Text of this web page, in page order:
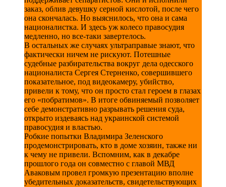
заказ, облив девушку серной кислотой, после чего
она скончалась. Но выяснилось, что она и сама
националистка. И здесь уж колесо правосудия
медленно, но все-таки завертелось.
В остальных же случаях ультраправые знают, что
фактически ничем не рискуют. Потешные
судебные разбирательства вокруг дела одесского
националиста Сергея Стерненко, совершившего
показательное, под видеокамеру, убийство,
привели к тому, что он просто стал героем в глазах
его «побратимов». В итоге обвиняемый позволяет
себе демонстративно разрывать решения суда,
открыто издеваясь над украинской системой
правосудия и властью.
Робкие попытки Владимира Зеленского
продемонстрировать, кто в доме хозяин, также ни
к чему не привели. Вспомним, как в декабре
прошлого года он совместно с главой МВД
Аваковым провел громкую презентацию вполне
убедительных доказательств, свидетельствующих